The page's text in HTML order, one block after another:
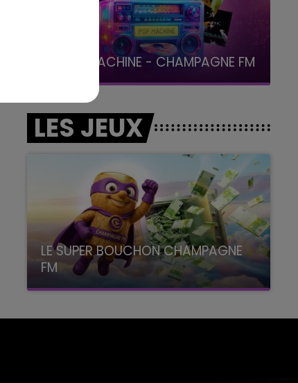
LA POP MACHINE - CHAMPAGNE FM
LES JEUX
LE SUPER BOUCHON CHAMPAGNE
FM
avec La Famille Champagne FM, à 8H10